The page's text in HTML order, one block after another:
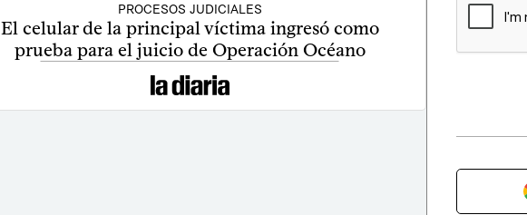
PROCESOS JUDICIALES
El celular de la principal víctima ingresó como
prueba para el juicio de Operación Océano